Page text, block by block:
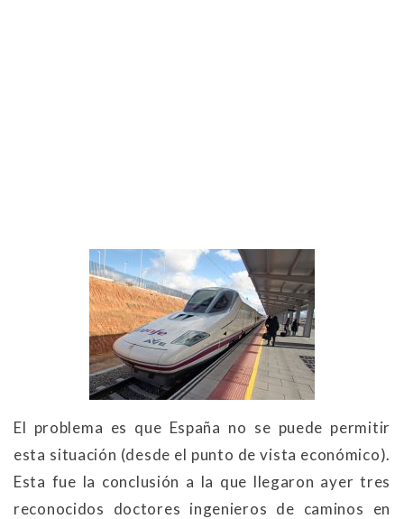
El problema es que España no se puede permitir
esta situación (desde el punto de vista económico).
Esta fue la conclusión a la que llegaron ayer tres
reconocidos doctores ingenieros de caminos en